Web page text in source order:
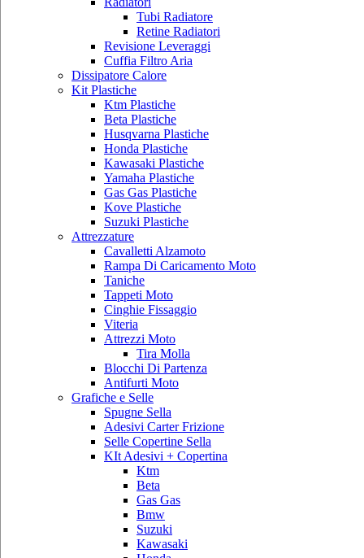
Tubi Radiatore
Retine Radiatori
Revisione Leveraggi
Cuffia Filtro Aria
Dissipatore Calore
Kit Plastiche
Ktm Plastiche
Beta Plastiche
Husqvarna Plastiche
Honda Plastiche
Kawasaki Plastiche
Yamaha Plastiche
Gas Gas Plastiche
Kove Plastiche
Suzuki Plastiche
Attrezzature
Cavalletti Alzamoto
Rampa Di Caricamento Moto
Taniche
Tappeti Moto
Cinghie Fissaggio
Viteria
Attrezzi Moto
Tira Molla
Blocchi Di Partenza
Antifurti Moto
Grafiche e Selle
Spugne Sella
Adesivi Carter Frizione
Selle Copertine Sella
KIt Adesivi + Copertina
Ktm
Beta
Gas Gas
Bmw
Suzuki
Kawasaki